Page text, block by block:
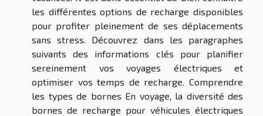
les différentes options de recharge disponibles
pour profiter pleinement de ses déplacements
sans stress. Découvrez dans les paragraphes
suivants des informations clés pour planifier
sereinement vos voyages électriques et
optimiser vos temps de recharge. Comprendre
les types de bornes En voyage, la diversité des
bornes de recharge pour véhicules électriques